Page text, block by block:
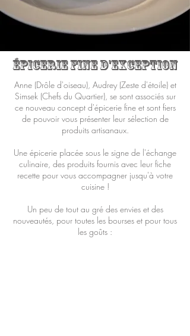
Épicerie fine d'exception
Anne (Drôle d'oiseau), Audrey (Zeste d'étoile) et
Simsek (Chefs du Quartier), se sont associés sur
ce nouveau concept d'épicerie fine et sont fiers
de pouvoir vous présenter leur sélection de
produits artisanaux.
Une épicerie placée sous le signe de l'échange
culinaire, des produits fournis avec leur fiche
recette pour vous accompagner jusqu'à votre
cuisine !
Un peu de tout au gré des envies et des
nouveautés, pour toutes les bourses et pour tous
les goûts :